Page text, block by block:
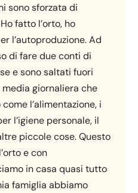
sono sforzata di
fatto l’orto, ho
l’autoproduzione. Ad
di fare due conti di
e sono saltati fuori
giornaliera che
l’alimentazione, i
l’igiene personale, il
piccole cose. Questo
e con
in casa quasi tutto
famiglia abbiamo